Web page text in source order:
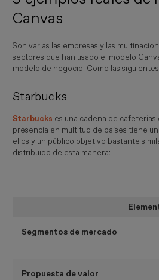
Canvas
Son varias las empresas y las
sectores que han usado el modelo
modelo de negocio. Como las
Starbucks
Starbucks es una cadena de
presencia en multitud de países tiene
ellos y un público objetivo bastante
distribuido de esta manera:
Segmentos de mercado
Propuesta de valor